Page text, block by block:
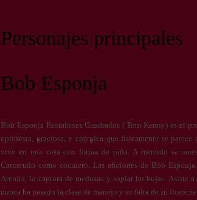
Personajes principales
Bob Esponja
Bob Esponja Pantalones Cuadrados ( Tom Kenny) es el
optimista, graciosa, y enérgica que físicamente se
vive en una casa con forma de piña. A menudo se
Cascarudo como cocinero. Las aficiones de Bob
Arenita, la captura de medusas y soplar burbujas. Asiste
nunca ha pasado la clase de manejo y su falta de su